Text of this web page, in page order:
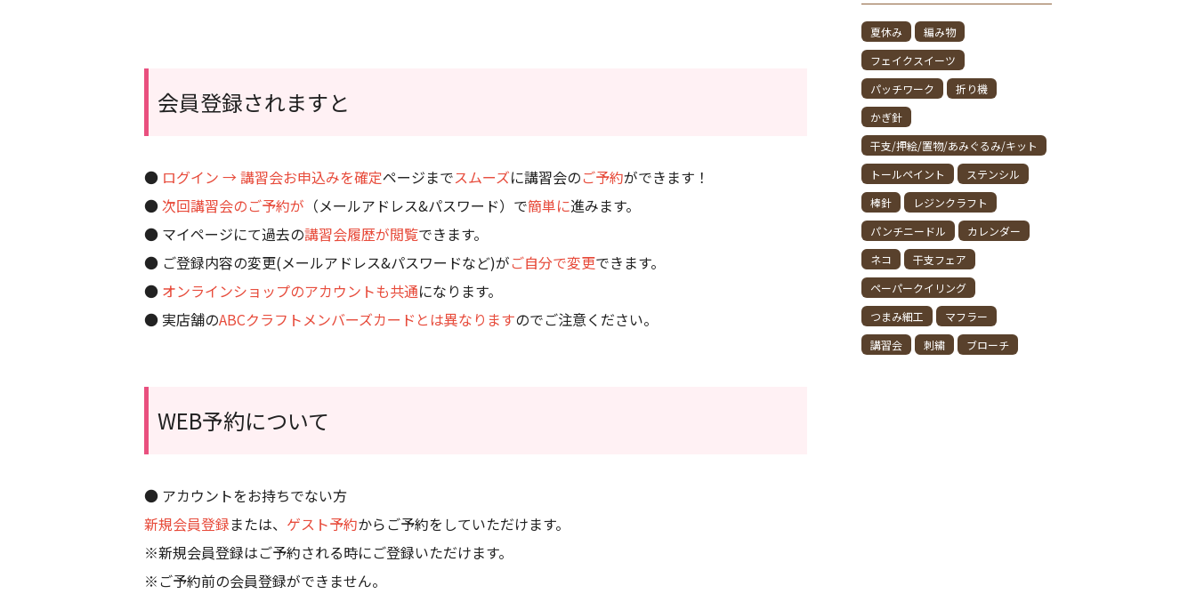
会員登録されますと
● ログイン → 講習会お申込みを確定ページまでスムーズに講習会のご予約ができます！
●次回講習会のご予約が （メールアドレス&パスワード）で簡単に進みます。
● マイページにて過去の講習会履歴が閲覧できます。
● ご登録内容の変更(メールアドレス&パスワードなど)がご自分で変更できます。
● オンラインショップのアカウントも共通になります。
● 実店舗のABCクラフトメンバーズカードとは異なりますのでご注意ください。
WEB予約について
● アカウントをお持ちでない方
新規会員登録または、 ゲスト予約からご予約をしていただけます。
※新規会員登録はご予約される時にご登録いただけます。
※ご予約前の会員登録ができません。
夏休み
編み物
フェイクスイーツ
パッチワーク
折り機
かぎ針
干支/押絵/置物/あみぐるみ/キット
トールペイント
ステンシル
棒針
レジンクラフト
パンチニードル
カレンダー
ネコ
干支フェア
ペーパークイリング
つまみ細工
マフラー
講習会
刺繍 ブローチ